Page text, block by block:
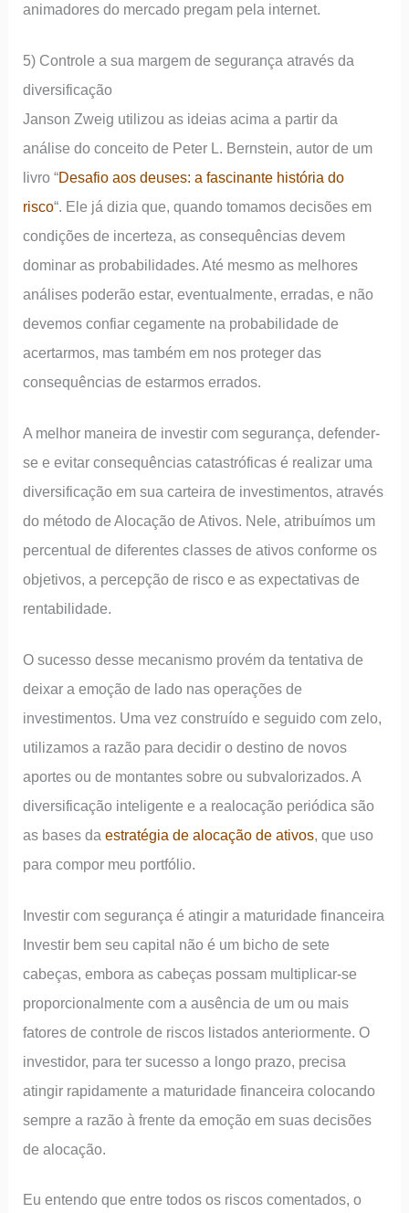
animadores do mercado pregam pela internet.
5) Controle a sua margem de segurança através da
diversificação
Janson Zweig utilizou as ideias acima a partir da
análise do conceito de Peter L. Bernstein, autor de um
livro “Desafio aos deuses: a fascinante história do
risco“. Ele já dizia que, quando tomamos decisões em
condições de incerteza, as consequências devem
dominar as probabilidades. Até mesmo as melhores
análises poderão estar, eventualmente, erradas, e não
devemos confiar cegamente na probabilidade de
acertarmos, mas também em nos proteger das
consequências de estarmos errados.
A melhor maneira de investir com segurança, defender-
se e evitar consequências catastróficas é realizar uma
diversificação em sua carteira de investimentos, através
do método de Alocação de Ativos. Nele, atribuímos um
percentual de diferentes classes de ativos conforme os
objetivos, a percepção de risco e as expectativas de
rentabilidade.
O sucesso desse mecanismo provém da tentativa de
deixar a emoção de lado nas operações de
investimentos. Uma vez construído e seguido com zelo,
utilizamos a razão para decidir o destino de novos
aportes ou de montantes sobre ou subvalorizados. A
diversificação inteligente e a realocação periódica são
as bases daestratégia de alocação de ativos, que uso
para compor meu portfólio.
Investir com segurança é atingir a maturidade financeira
Investir bem seu capital não é um bicho de sete
cabeças, embora as cabeças possam multiplicar-se
proporcionalmente com a ausência de um ou mais
fatores de controle de riscos listados anteriormente. O
investidor, para ter sucesso a longo prazo, precisa
atingir rapidamente a maturidade financeira colocando
sempre a razão à frente da emoção em suas decisões
de alocação.
Eu entendo que entre todos os riscos comentados, o